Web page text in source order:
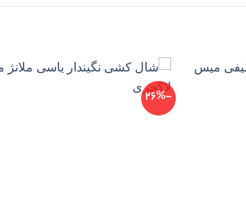
-26%